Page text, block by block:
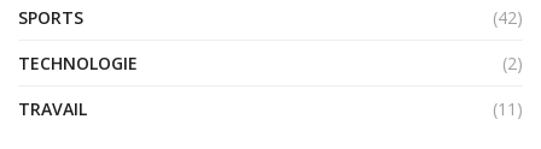
SPORTS
(42)
TECHNOLOGIE
(2)
TRAVAIL
(11)